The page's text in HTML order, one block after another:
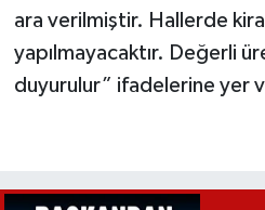
ara verilmiştir. Hallerde
yapılmayacaktır. Değerli
duyurulur” ifadelerine yer